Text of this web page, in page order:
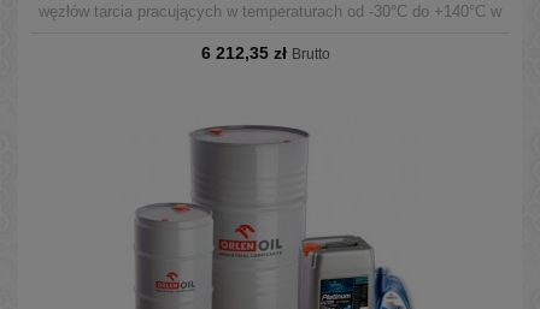
węzłów tarcia pracujących w temperaturach od -30°C do +140°C w
6 212,35 zł Brutto